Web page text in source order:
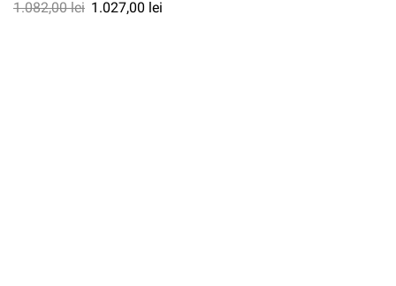
1.082,00lei 1.027,00 lei